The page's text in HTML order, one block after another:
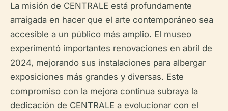
La misión de CENTRALE está profundamente
arraigada en hacer que el arte contemporáneo sea
accesible a un público más amplio. El museo
experimentó importantes renovaciones en abril de
2024, mejorando sus instalaciones para albergar
exposiciones más grandes y diversas. Este
compromiso con la mejora continua subraya la
dedicación de CENTRALE a evolucionar con el